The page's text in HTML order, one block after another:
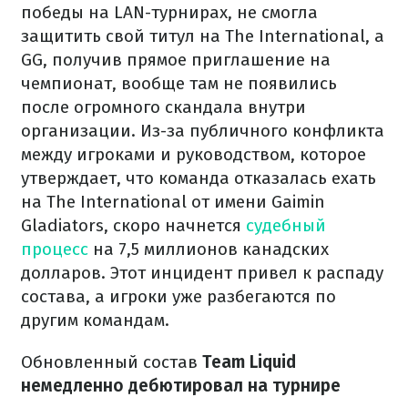
победы на LAN-турнирах, не смогла
защитить свой титул на The International, а
GG, получив прямое приглашение на
чемпионат, вообще там не появились
после огромного скандала внутри
организации. Из-за публичного конфликта
между игроками и руководством, которое
утверждает, что команда отказалась ехать
на The International от имени Gaimin
Gladiators, скоро начнется судебный
процесс на 7,5 миллионов канадских
долларов. Этот инцидент привел к распаду
состава, а игроки уже разбегаются по
другим командам.
Обновленный состав Team Liquid
немедленно дебютировал на турнире